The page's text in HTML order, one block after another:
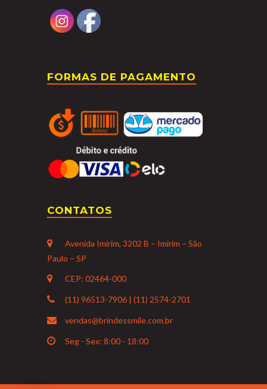
FORMAS DE PAGAMENTO
CONTATOS
Avenida Imirim, 3202 B – Imirim – São
Paulo – SP
CEP: 02464-000
(11) 96513-7906 | (11) 2574-2701
vendas@brindessmile.com.br
Seg - Sex: 8:00 - 18:00